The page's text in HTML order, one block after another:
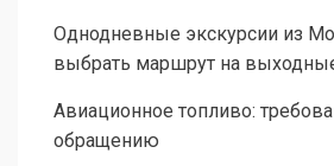
Однодневные экскурсии из
выбрать маршрут на
Авиационное топливо:
обращению